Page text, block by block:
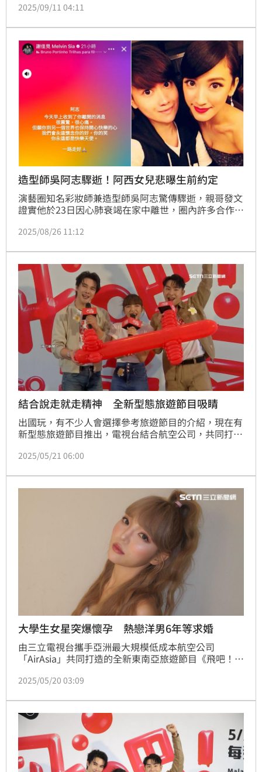
典、王傳一錄外景，被問是否當時有察覺戀愛中，謝佳
2025/09/11 04:11
造型師吳阿志驟逝！阿西女兒悲曝生前約定
演藝圈知名彩妝師兼造型師吳阿志驚傳驟逝，親哥發文
證實他於23日因心肺衰竭在家中離世，圈內許多合作過
才剛與吳阿志相約見面，沒想到卻成遺憾。
2025/08/26 11:12
結合說走就走精神 全新型態旅遊節目吸睛
出國玩，有不少人會選擇參考旅遊節目的介紹，現在有
新型態旅遊節目推出，電視台結合航空公司，共同打造
上挑戰任務元素，帶領觀眾展開冒險旅程，玩遍東南
2025/05/21 06:00
大學生女星突爆懷孕 熱戀洋男6年等求婚
由三立電視台攜手亞洲最大規模低成本航空公司
「AirAsia」共同打造的全新東南亞旅遊節目《飛吧！玩
強綜藝感的「四大神獸」-大馬影帝謝佳見、台八男神
太領航，乘著「AirAsia」四大航線，深入東南亞三大國
家——馬來西亞、泰國與菲律賓七大城市，帶觀眾展開
一場熱情神秘的冒險旅程，何美突想懷孕。
2025/05/20 03:09